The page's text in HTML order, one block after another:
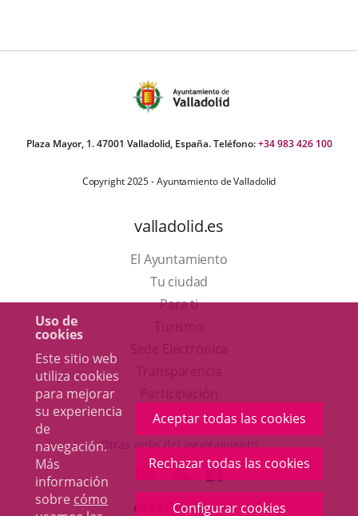
Uso de
cookies
Este sitio web
utiliza cookies
para mejorar
su experiencia
de
navegación.
Más
información
sobre cómo
Aceptar todas las cookies
Rechazar todas las cookies
Configurar cookies
Plaza Mayor, 1. 47001 Valladolid, España. Teléfono:+34 983 426 100
Copyright 2025 - Ayuntamiento de Valladolid
valladolid.es
El Ayuntamiento
Tu ciudad
Para ti
en
una
ventana
nueva.
aplicación
externa.
Otras webs del ayuntamiento
ENLACE
A
ENLACE
A
ENLACE
A
ACCESIBILIDAD